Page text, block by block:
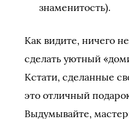
знаменитость).
Как видите, ничего
сделать уютный
Кстати, сделанные
это отличный
Выдумывайте,